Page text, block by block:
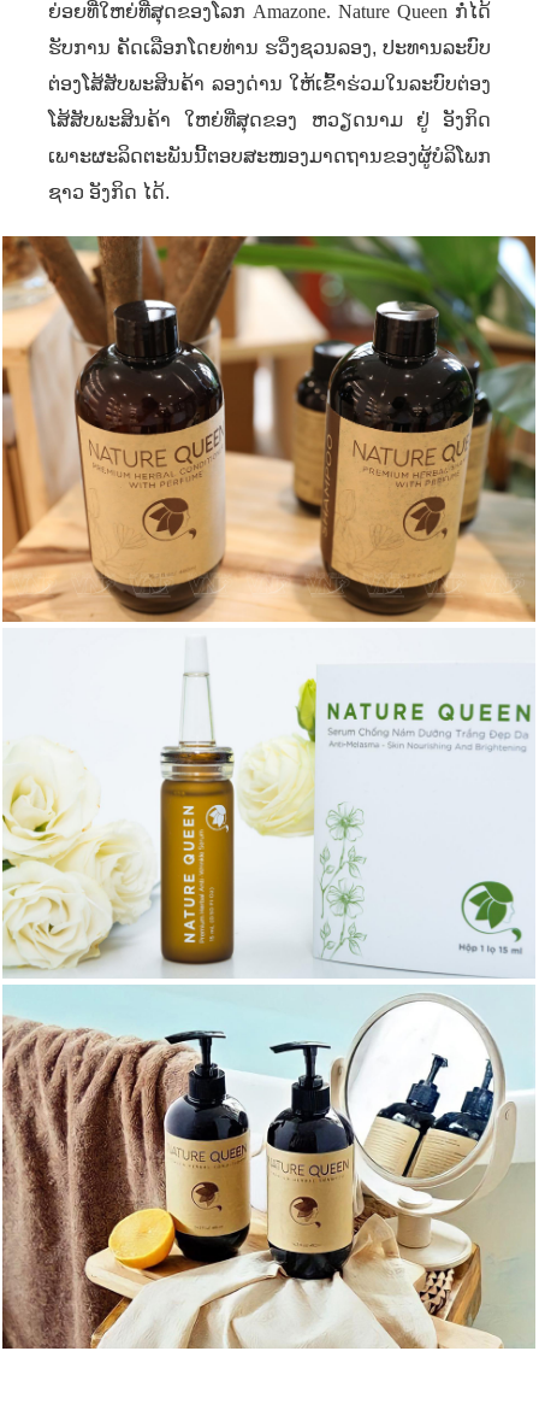
ຍ່ອຍທີ່ໃຫຍ່ທີ່ສຸດຂອງໂລກ Amazone. Nature Queen ກໍ່​ໄດ້​
ຮັບ​ການ ​ຄັດ​ເລືອກ​ໂດຍ​ທ່ານ ຮວິ່ງຊວນລອງ, ປະ​ທານລະບົບ
ຕ່ອງໂສ້​​ສັບ​ພະ​ສິນ​ຄ້າ ລອງດ່ານ ໃຫ້​ເຂົ້າ​ຮ່ວມ​ໃນ​ລະບົບຕ່ອງ
ໂສ້​​ສັບ​ພະ​ສິນ​ຄ້າ ​ໃຫຍ່ທີ່ສຸດ​ຂອງ ​ຫວຽດ​ນາມ ຢູ່ ​ອັງ​ກິດ
ເພາະ​ຜະ​ລິດ​ຕະ​ພັນ​ນີ້​ຕອບ​ສະ​ໜອງ​ມາດ​ຖານ​ຂອງ​ຜູ້​ບໍ​ລິ​ໂພກ​
ຊາວ​ ອັງ​ກິດ ໄດ້.